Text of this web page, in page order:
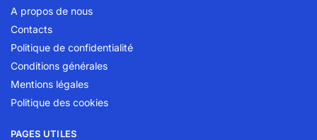
A propos de nous
Contacts
Politique de confidentialité
Conditions générales
Mentions légales
Politique des cookies
PAGES UTILES